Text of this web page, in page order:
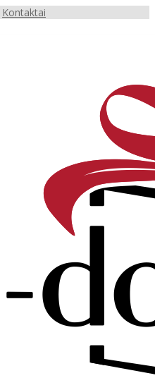
Kontaktai